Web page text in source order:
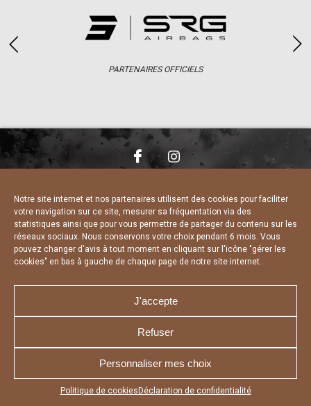
Notre site internet et nos partenaires utilisent des cookies pour faciliter
votre navigation sur ce site, mesurer sa fréquentation via des
statistiques ainsi que pour vous permettre de partager du contenu sur les
réseaux sociaux. Nous conservons votre choix pendant 6 mois. Vous
pouvez changer d'avis à tout moment en cliquant sur l'icône "gérer les
cookies" en bas à gauche de chaque page de notre site internet.
J'accepte
Refuser
Personnaliser mes choix
Politique de cookies Déclaration de confidentialité
Appuyez sur le bouton partager en bas de votre
PARTENAIRES OFFICIELS
CHARTE DE CONFIDENTIALITÉ
DÉCLARATION DE CONFIDENTIALITÉ
POLITIQUE D’UTILISATION DES COOKIES
RÉALISÉ PAR L’AGENCE WEB A3 WEB